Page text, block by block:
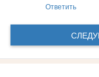
Ответить